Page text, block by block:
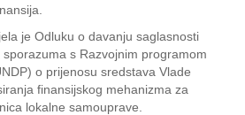
je Odluku o davanju saglasnosti
s Razvojnim programom
o prijenosu sredstava Vlade
finansijskog mehanizma za
lokalne samouprave.